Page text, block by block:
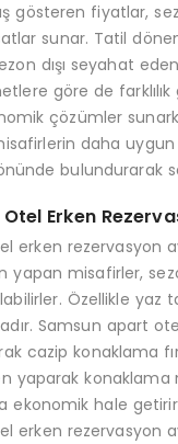
gösteren fiyatlar,
sunar. Tatil
dışı seyahat
göre de
çözümler
daha
bulundurarak
Erken
erken rezervasyon
yapan misafirler,
Özellikle
Samsun apart
cazip konaklama
yaparak
ekonomik hale
erken rezervasyon